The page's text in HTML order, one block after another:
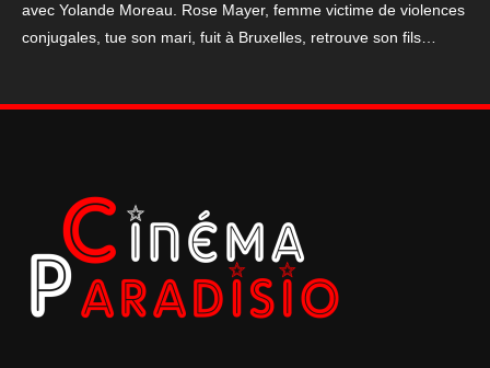
va
la
avec Yolande Moreau. Rose Mayer, femme victime de violences
conjugales, tue son mari, fuit à Bruxelles, retrouve son fils…